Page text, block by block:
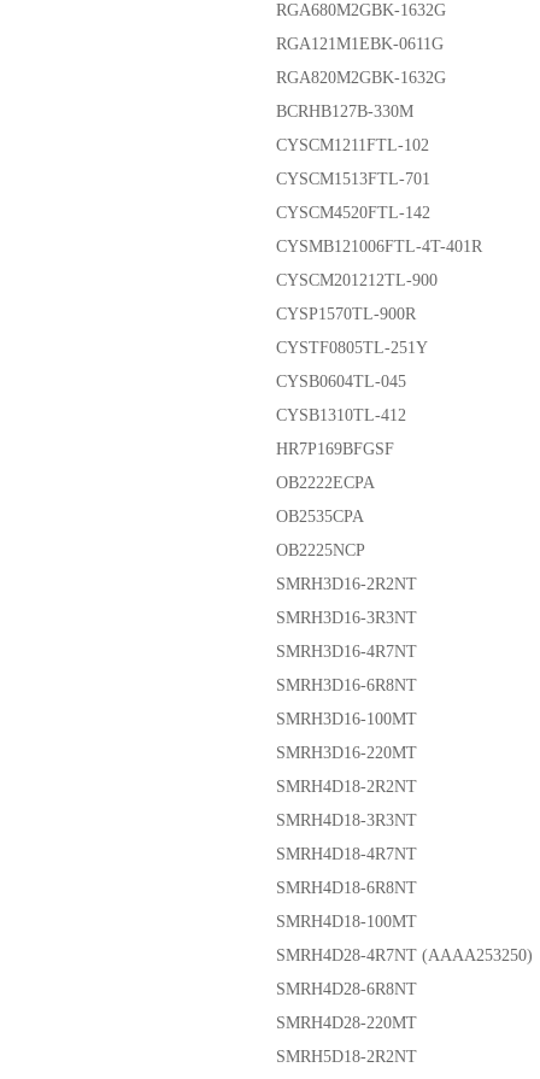
RGA680M2GBK-1632G
RGA121M1EBK-0611G
RGA820M2GBK-1632G
BCRHB127B-330M
CYSCM1211FTL-102
CYSCM1513FTL-701
CYSCM4520FTL-142
CYSMB121006FTL-4T-401R
CYSCM201212TL-900
CYSP1570TL-900R
CYSTF0805TL-251Y
CYSB0604TL-045
CYSB1310TL-412
HR7P169BFGSF
OB2222ECPA
OB2535CPA
OB2225NCP
SMRH3D16-2R2NT
SMRH3D16-3R3NT
SMRH3D16-4R7NT
SMRH3D16-6R8NT
SMRH3D16-100MT
SMRH3D16-220MT
SMRH4D18-2R2NT
SMRH4D18-3R3NT
SMRH4D18-4R7NT
SMRH4D18-6R8NT
SMRH4D18-100MT
SMRH4D28-4R7NT (AAAA253250)
SMRH4D28-6R8NT
SMRH4D28-220MT
SMRH5D18-2R2NT